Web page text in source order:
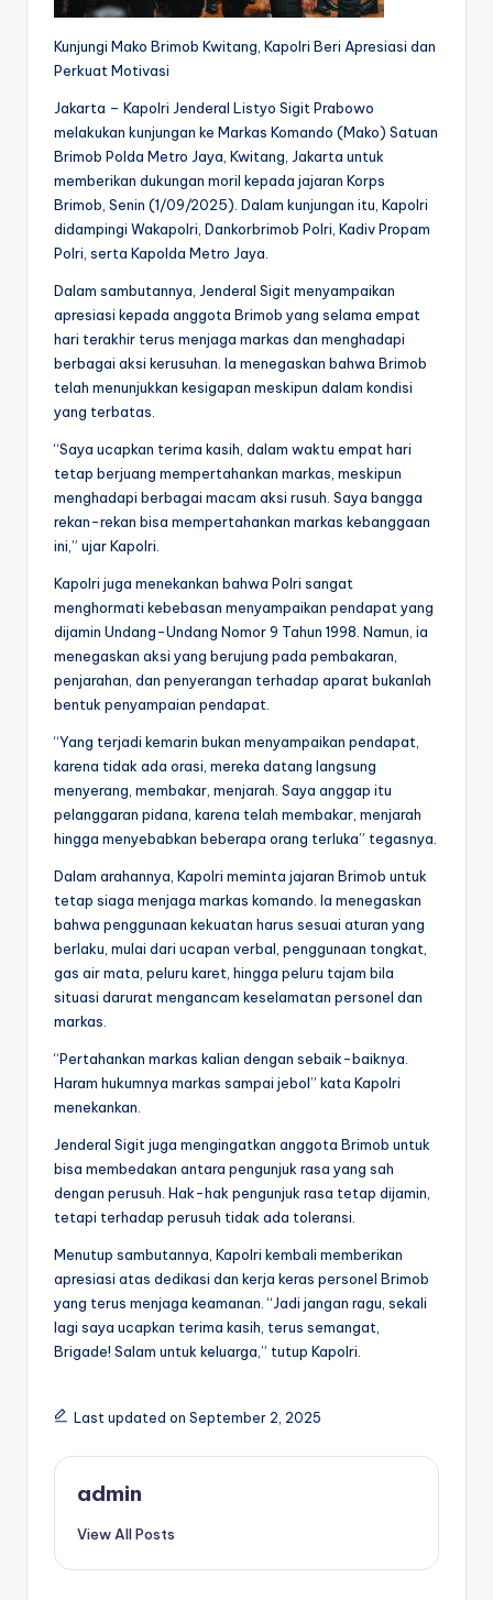
Kunjungi Mako Brimob Kwitang, Kapolri Beri Apresiasi dan
Perkuat Motivasi
Jakarta – Kapolri Jenderal Listyo Sigit Prabowo
melakukan kunjungan ke Markas Komando (Mako) Satuan
Brimob Polda Metro Jaya, Kwitang, Jakarta untuk
memberikan dukungan moril kepada jajaran Korps
Brimob, Senin (1/09/2025). Dalam kunjungan itu, Kapolri
didampingi Wakapolri, Dankorbrimob Polri, Kadiv Propam
Polri, serta Kapolda Metro Jaya.
Dalam sambutannya, Jenderal Sigit menyampaikan
apresiasi kepada anggota Brimob yang selama empat
hari terakhir terus menjaga markas dan menghadapi
berbagai aksi kerusuhan. Ia menegaskan bahwa Brimob
telah menunjukkan kesigapan meskipun dalam kondisi
yang terbatas.
“Saya ucapkan terima kasih, dalam waktu empat hari
tetap berjuang mempertahankan markas, meskipun
menghadapi berbagai macam aksi rusuh. Saya bangga
rekan-rekan bisa mempertahankan markas kebanggaan
ini,” ujar Kapolri.
Kapolri juga menekankan bahwa Polri sangat
menghormati kebebasan menyampaikan pendapat yang
dijamin Undang-Undang Nomor 9 Tahun 1998. Namun, ia
menegaskan aksi yang berujung pada pembakaran,
penjarahan, dan penyerangan terhadap aparat bukanlah
bentuk penyampaian pendapat.
“Yang terjadi kemarin bukan menyampaikan pendapat,
karena tidak ada orasi, mereka datang langsung
menyerang, membakar, menjarah. Saya anggap itu
pelanggaran pidana, karena telah membakar, menjarah
hingga menyebabkan beberapa orang terluka” tegasnya.
Dalam arahannya, Kapolri meminta jajaran Brimob untuk
tetap siaga menjaga markas komando. Ia menegaskan
bahwa penggunaan kekuatan harus sesuai aturan yang
berlaku, mulai dari ucapan verbal, penggunaan tongkat,
gas air mata, peluru karet, hingga peluru tajam bila
situasi darurat mengancam keselamatan personel dan
markas.
“Pertahankan markas kalian dengan sebaik-baiknya.
Haram hukumnya markas sampai jebol” kata Kapolri
menekankan.
Jenderal Sigit juga mengingatkan anggota Brimob untuk
bisa membedakan antara pengunjuk rasa yang sah
dengan perusuh. Hak-hak pengunjuk rasa tetap dijamin,
tetapi terhadap perusuh tidak ada toleransi.
Menutup sambutannya, Kapolri kembali memberikan
apresiasi atas dedikasi dan kerja keras personel Brimob
yang terus menjaga keamanan. “Jadi jangan ragu, sekali
lagi saya ucapkan terima kasih, terus semangat,
Brigade! Salam untuk keluarga,” tutup Kapolri.
Last updated on September 2, 2025
admin
View All Posts